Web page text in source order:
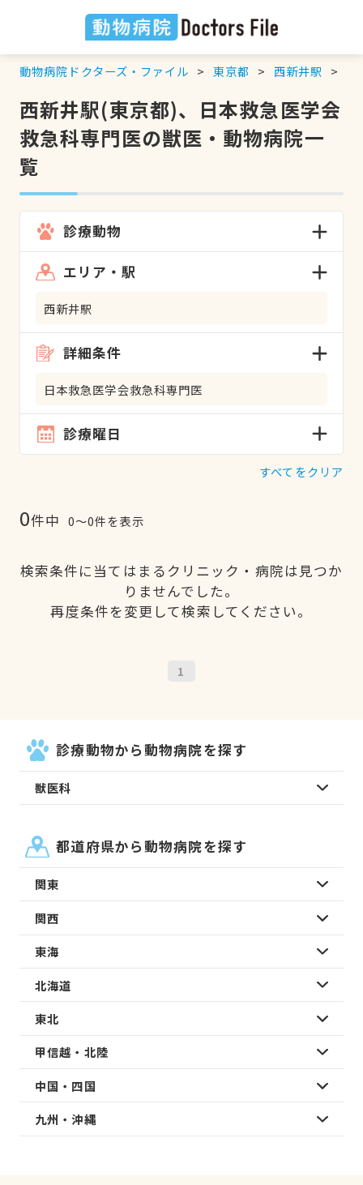
動物病院ドクターズ・ファイル 東京都 西新井駅
西新井駅(東京都)、日本救急医学会
救急科専門医の獣医・動物病院一
覧
診療動物
エリア・駅
西新井駅
詳細条件
日本救急医学会救急科専門医
診療曜日
すべてをクリア
0件中 0〜0件を表示
検索条件に当てはまるクリニック・病院は見つか
りませんでした。
再度条件を変更して検索してください。
1
診療動物から動物病院を探す
獣医科
都道府県から動物病院を探す
関東
関西
東海
北海道
東北
甲信越・北陸
中国・四国
九州・沖縄